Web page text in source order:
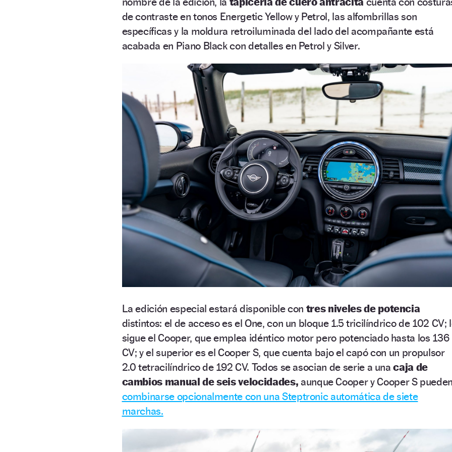
de contraste en tonos Energetic Yellow y Petrol, las alfombrillas son
específicas y la moldura retroiluminada del lado del acompañante está
acabada en Piano Black con detalles en Petrol y Silver.
La edición especial estará disponible con tres niveles de potencia
distintos: el de acceso es el One, con un bloque 1.5 tricilíndrico de 102 CV;
sigue el Cooper, que emplea idéntico motor pero potenciado hasta los 136
CV; y el superior es el Cooper S, que cuenta bajo el capó con un propulsor
2.0 tetracilíndrico de 192 CV. Todos se asocian de serie a unacaja de
cambios manual de seis velocidades, aunque Cooper y Cooper S
combinarse opcionalmente con una Steptronic automática de siete
marchas.